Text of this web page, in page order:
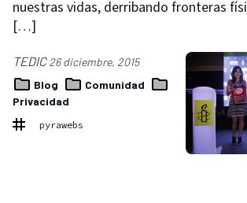
nuestras vidas, derribando fronteras
[…]
TEDIC26 diciembre, 2015
Blog
Comunidad
Privacidad
pyrawebs